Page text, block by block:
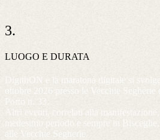
3.
LUOGO E DURATA
DigithON e la maratona digitale si
ottobre 2026 presso le Vecchie
Altri eventi, correlati alla
medesimo periodo e sempre in
alle Vecchie Segherie.